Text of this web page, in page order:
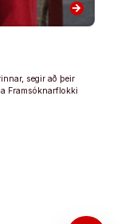
arrow_forward
segir að þeir
Framsóknarflokki